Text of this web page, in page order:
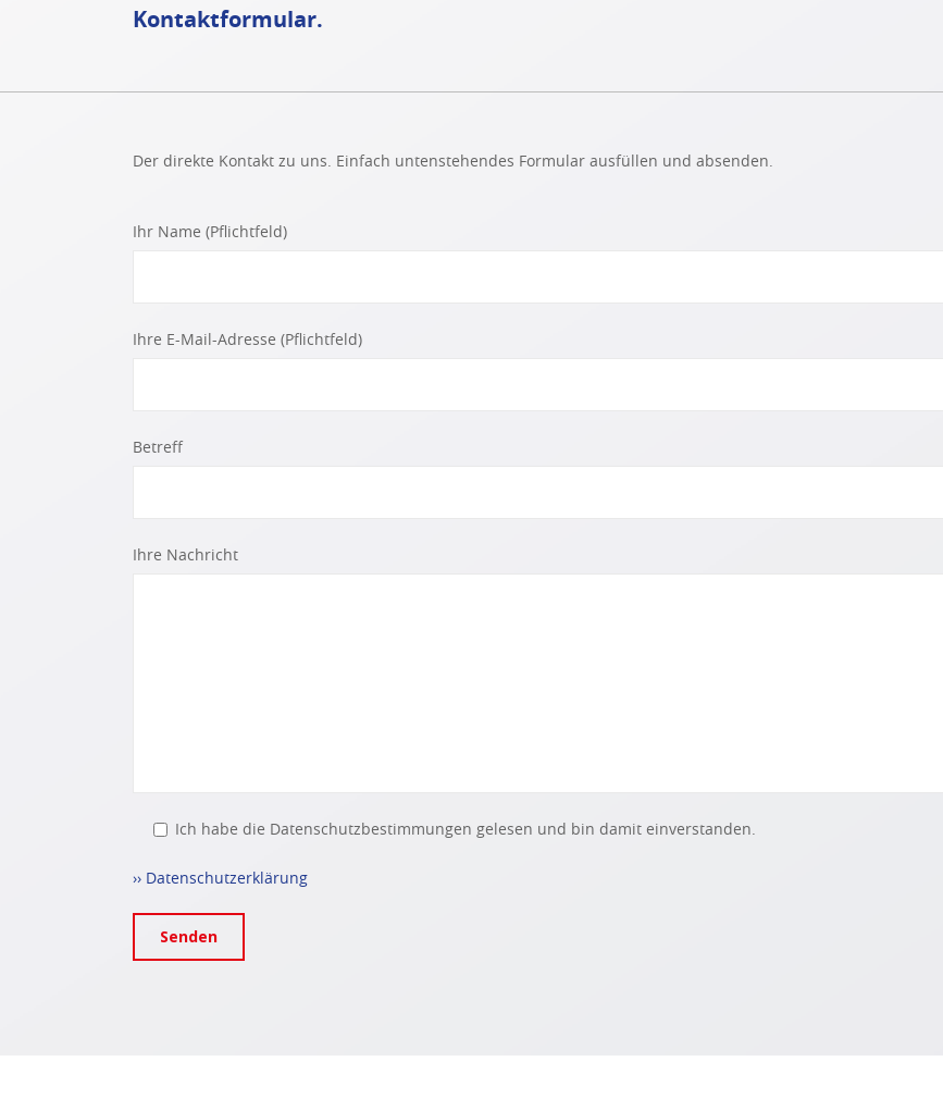
Kontaktformular.
Der direkte Kontakt zu uns. Einfach untenstehendes Formular ausfüllen und absenden.
Ihr Name (Pflichtfeld)
Ihre E-Mail-Adresse (Pflichtfeld)
Betreff
Ihre Nachricht
Ich habe die Datenschutzbestimmungen gelesen und bin damit einverstanden.
›› Datenschutzerklärung